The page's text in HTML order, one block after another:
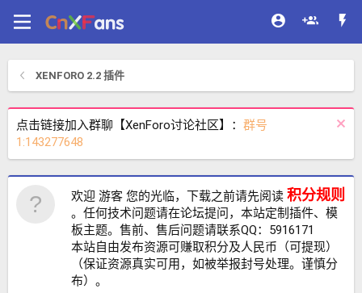
XENFORO 2.2 插件
点击链接加入群聊【XenForo讨论社区】： 群号
1:143277648
欢迎 游客 您的光临，下载之前请先阅读 积分规则
。任何技术问题请在论坛提问，本站定制插件、模
板主题。售前、售后问题请联系QQ：5916171
本站自由发布资源可赚取积分及人民币（可提现）
（保证资源真实可用，如被举报封号处理。谨慎分
布）。